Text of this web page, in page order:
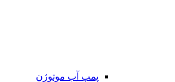
پمپ آب موتوژن